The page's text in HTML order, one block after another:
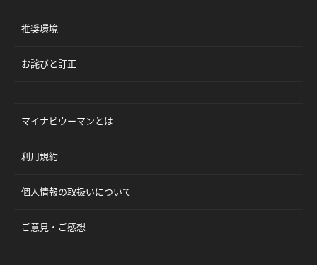
推奨環境
お詫びと訂正
マイナビウーマンとは
利用規約
個人情報の取扱いについて
ご意見・ご感想